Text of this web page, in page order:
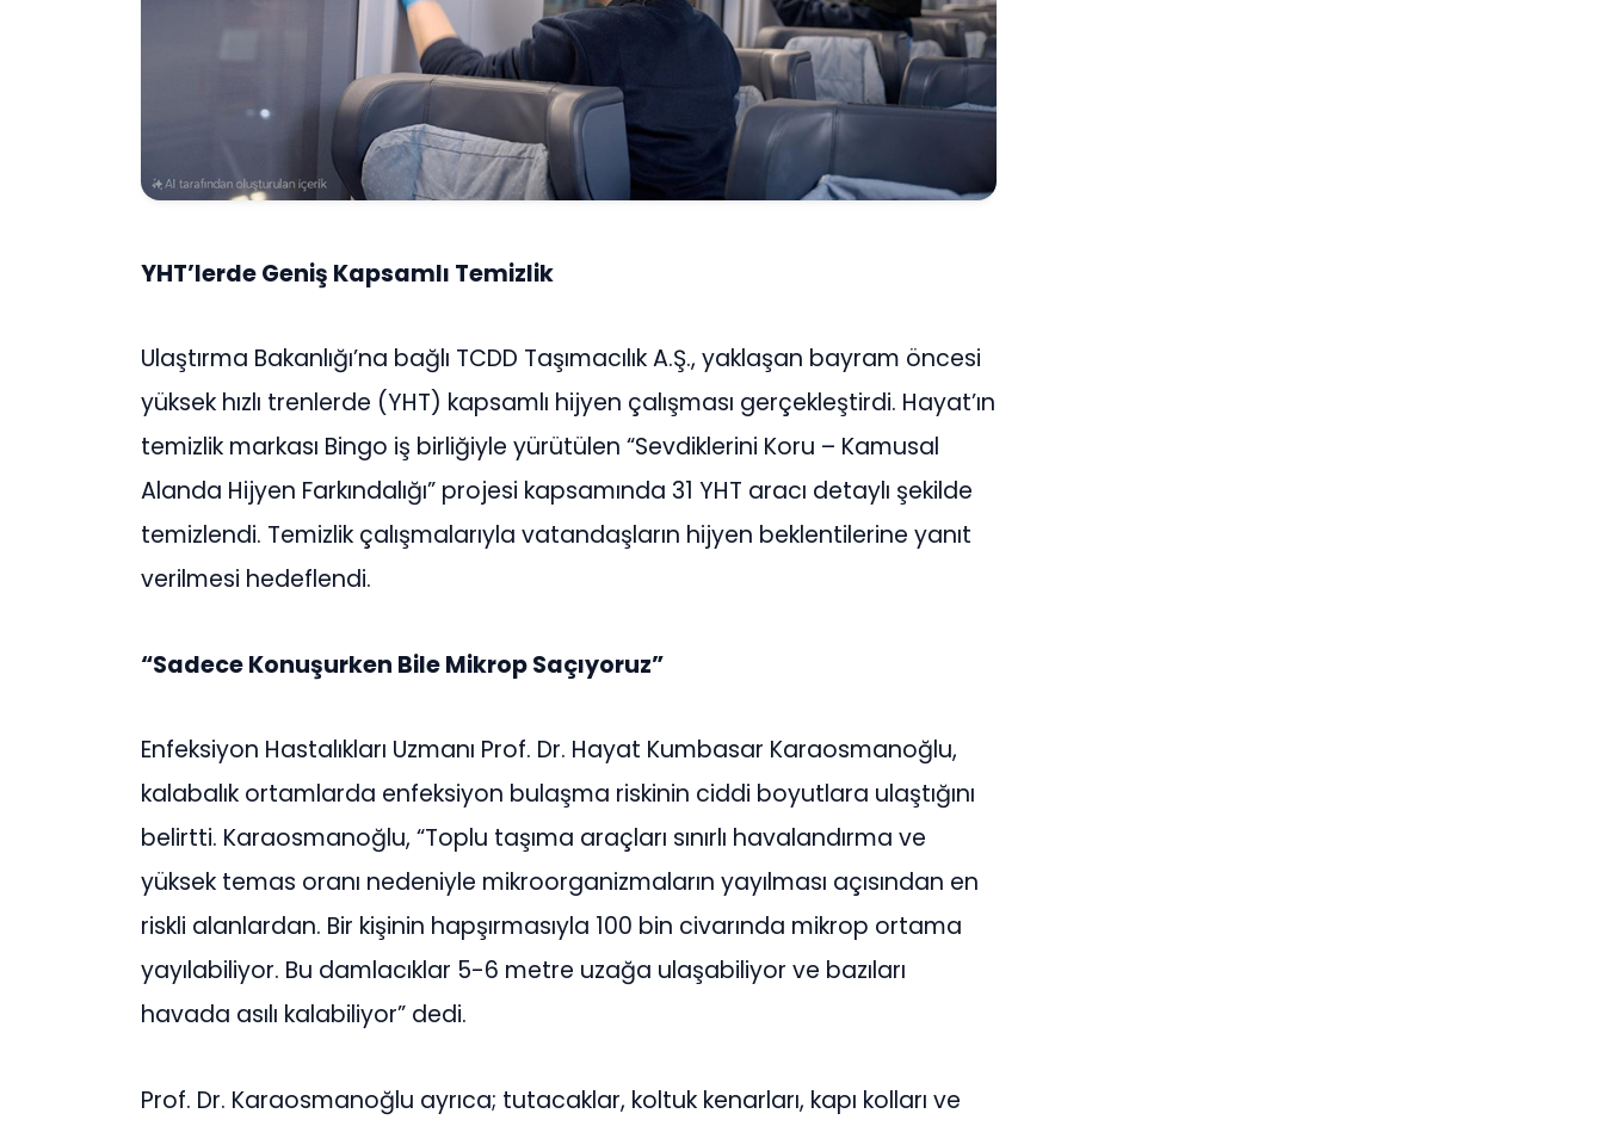
YHT’lerde Geniş Kapsamlı Temizlik
Ulaştırma Bakanlığı’na bağlı TCDD Taşımacılık A.Ş., yaklaşan bayram öncesi
yüksek hızlı trenlerde (YHT) kapsamlı hijyen çalışması gerçekleştirdi. Hayat’ın
temizlik markası Bingo iş birliğiyle yürütülen “Sevdiklerini Koru – Kamusal
Alanda Hijyen Farkındalığı” projesi kapsamında 31 YHT aracı detaylı şekilde
temizlendi. Temizlik çalışmalarıyla vatandaşların hijyen beklentilerine yanıt
verilmesi hedeflendi.
“Sadece Konuşurken Bile Mikrop Saçıyoruz”
Enfeksiyon Hastalıkları Uzmanı Prof. Dr. Hayat Kumbasar Karaosmanoğlu,
kalabalık ortamlarda enfeksiyon bulaşma riskinin ciddi boyutlara ulaştığını
belirtti. Karaosmanoğlu, “Toplu taşıma araçları sınırlı havalandırma ve
yüksek temas oranı nedeniyle mikroorganizmaların yayılması açısından en
riskli alanlardan. Bir kişinin hapşırmasıyla 100 bin civarında mikrop ortama
yayılabiliyor. Bu damlacıklar 5-6 metre uzağa ulaşabiliyor ve bazıları
havada asılı kalabiliyor” dedi.
Prof. Dr. Karaosmanoğlu ayrıca; tutacaklar, koltuk kenarları, kapı kolları ve